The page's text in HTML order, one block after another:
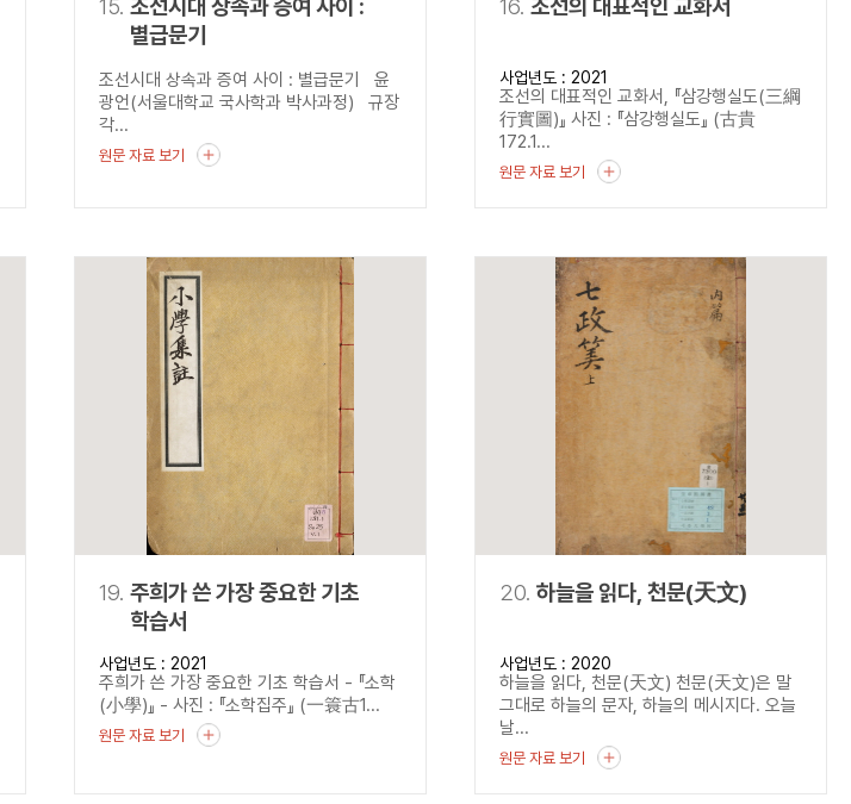
15. 조선시대 상속과 증여 사이 :
별급문기
조선시대 상속과 증여 사이 : 별급문기 윤
광언(서울대학교 국사학과 박사과정) 규장
각...
원문 자료 보기
16. 조선의 대표적인 교화서
사업년도 : 2021
조선의 대표적인 교화서, 『삼강행실도(三綱
行實圖)』 사진 : 『삼강행실도』 (古貴
172.1...
원문 자료 보기
19. 주희가 쓴 가장 중요한 기초
학습서
사업년도 : 2021
주희가 쓴 가장 중요한 기초 학습서 - 『소학
(小學)』 - 사진 : 『소학집주』 (一簑古1...
원문 자료 보기
20. 하늘을 읽다, 천문(天文)
사업년도 : 2020
하늘을 읽다, 천문(天文) 천문(天文)은 말
그대로 하늘의 문자, 하늘의 메시지다. 오늘
날...
원문 자료 보기